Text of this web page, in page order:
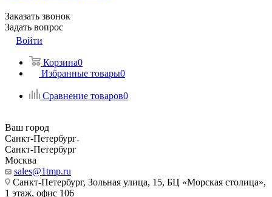
Заказать звонок
Задать вопрос
Войти
Корзина0
Избранные товары0
Сравнение товаров0
Ваш город
Санкт-Петербург
Санкт-Петербург
Москва
sales@1tmp.ru
Санкт-Петербург, Зольная улица, 15, БЦ «Морская столица»,
1 этаж, офис 106